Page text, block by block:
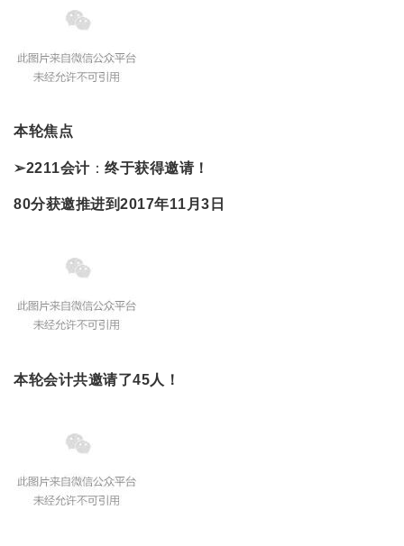
本轮焦点
➢2211会计：终于获得邀请！
80分获邀推进到2017年11月3日
本轮会计共邀请了45人！